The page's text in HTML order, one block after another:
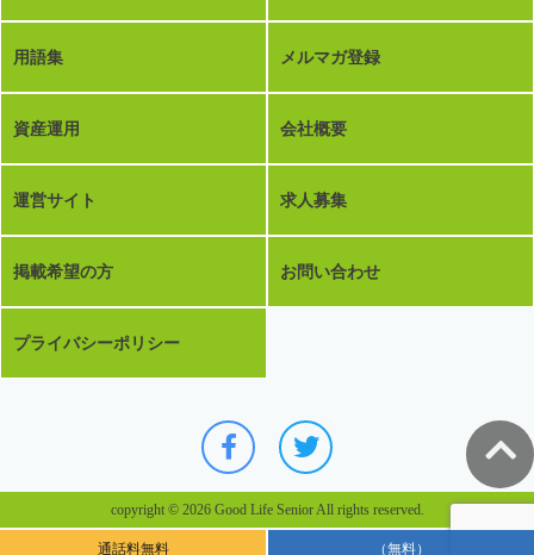
用語集 メルマガ登録
資産運用 会社概要
運営サイト 求人募集
掲載希望の方 お問い合わせ
プライバシーポリシー
copyright © 2026 Good Life Senior All rights reserved.
通話料無料 （無料）